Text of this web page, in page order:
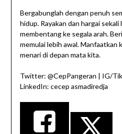
Bergabunglah dengan penuh
hidup. Rayakan dan hargai sekali
membentang ke segala arah.
memulai lebih awal. Manfaatkan
menari di depan mata kita.
Twitter: @CepPangeran | IG/
LinkedIn: cecep asmadiredja